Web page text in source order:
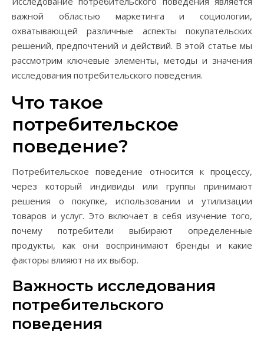
важной областью маркетинга и социологии,
охватывающей различные аспекты покупательских
решений, предпочтений и действий. В этой статье мы
рассмотрим ключевые элементы, методы и значения
исследования потребительского поведения.
Что такое
потребительское
поведение?
Потребительское поведение относится к процессу,
через который индивиды или группы принимают
решения о покупке, использовании и утилизации
товаров и услуг. Это включает в себя изучение того,
почему потребители выбирают определенные
продукты, как они воспринимают бренды и какие
факторы влияют на их выбор.
Важность исследования
потребительского
поведения